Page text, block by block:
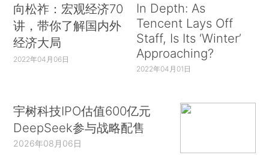
向松祚：宏观经济70
讲，带你了解国内外
经济大局
2022年04月06日
In Depth: As
Tencent Lays Off
Staff, Is Its ‘Winter’
Approaching?
2022年04月01日
宇树科技IPO估值600亿元
DeepSeek参与战略配售
2026年08月06日